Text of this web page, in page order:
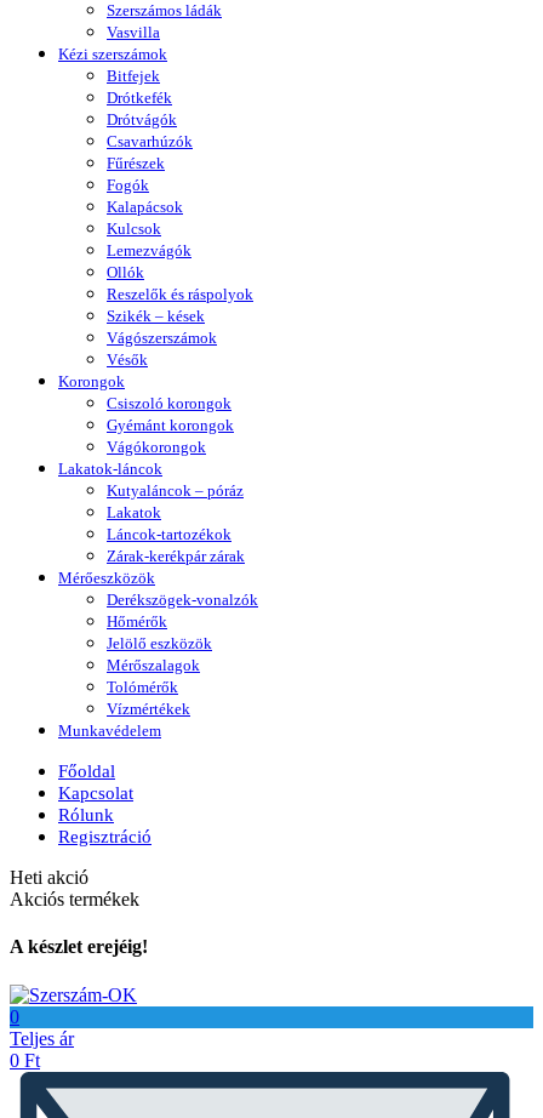
Szerszámos ládák
Vasvilla
Kézi szerszámok
Bitfejek
Drótkefék
Drótvágók
Csavarhúzók
Fűrészek
Fogók
Kalapácsok
Kulcsok
Lemezvágók
Ollók
Reszelők és ráspolyok
Szikék – kések
Vágószerszámok
Vésők
Korongok
Csiszoló korongok
Gyémánt korongok
Vágókorongok
Lakatok-láncok
Kutyaláncok – póráz
Lakatok
Láncok-tartozékok
Zárak-kerékpár zárak
Mérőeszközök
Derékszögek-vonalzók
Hőmérők
Jelölő eszközök
Mérőszalagok
Tolómérők
Vízmértékek
Munkavédelem
Főoldal
Kapcsolat
Rólunk
Regisztráció
Heti akció
Akciós termékek
A készlet erejéig!
0
Teljes ár
0 Ft